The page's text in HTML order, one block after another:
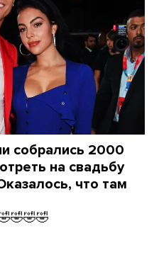
собрались 2000
на свадьбу
что там